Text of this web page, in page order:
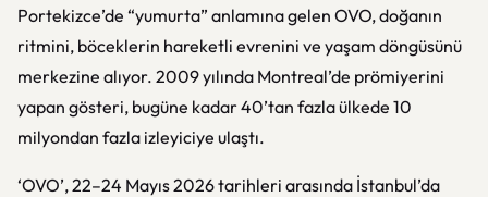
Portekizce’de “yumurta” anlamına gelen OVO, doğanın
ritmini, böceklerin hareketli evrenini ve yaşam döngüsünü
merkezine alıyor. 2009 yılında Montreal’de prömiyerini
yapan gösteri, bugüne kadar 40’tan fazla ülkede 10
milyondan fazla izleyiciye ulaştı.
‘OVO’, 22–24 Mayıs 2026 tarihleri arasında İstanbul’da